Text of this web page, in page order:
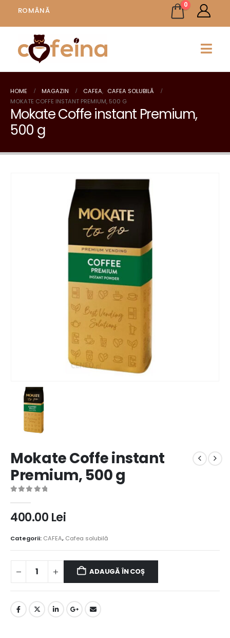
ROMÂNĂ
0
HOME MAGAZIN CAFEA, CAFEA SOLUBILĂ
MOKATE COFFE INSTANT PREMIUM, 500 G
Mokate Coffe instant Premium,
500 g
Mokate Coffe instant
Premium, 500 g
400.00 Lei
Categorii: CAFEA, Cafea solubilă
ADAUGĂ ÎN COȘ